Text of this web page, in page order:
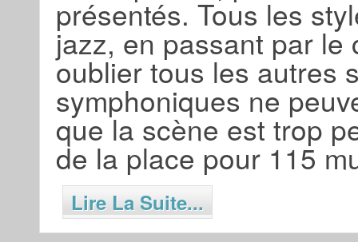
présentés. Tous les
jazz, en passant par
oublier tous les autres
symphoniques ne
que la scène est trop
de la place pour 115
Lire La Suite...